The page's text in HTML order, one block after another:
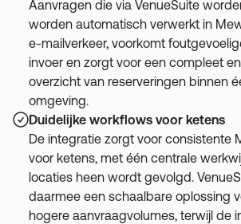
Aanvragen die via VenueSuite
worden automatisch verwerkt in
e-mailverkeer, voorkomt
invoer en zorgt voor een compleet
overzicht van reserveringen binnen
omgeving.
Duidelijke workflows voor ketens
De integratie zorgt voor consistente
voor ketens, met één centrale
locaties heen wordt gevolgd.
daarmee een schaalbare oplossing
hogere aanvraagvolumes, terwijl de